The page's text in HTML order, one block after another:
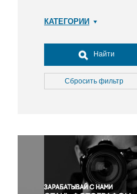
КАТЕГОРИИ
Досуг, туризм и отдых
Культура
Медицина
Окружающая среда
Политика
Правосудие
Происшествия и
Найти
Сбросить фильтр